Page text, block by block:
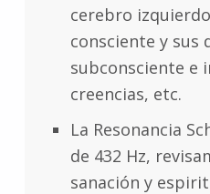
cerebro
consciente y sus
subconsciente e
creencias, etc.
La Resonancia
de 432 Hz,
sanación y